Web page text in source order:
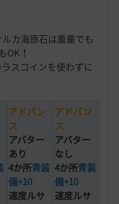
ルカ海原石は重量でも
OK！
スコインを使わずに
アドバン
ス
アバター
あり
4か所青装
備+10
速度ルサ
アドバン
ス
アバター
なし
4か所青装
備+10
速度ルサ